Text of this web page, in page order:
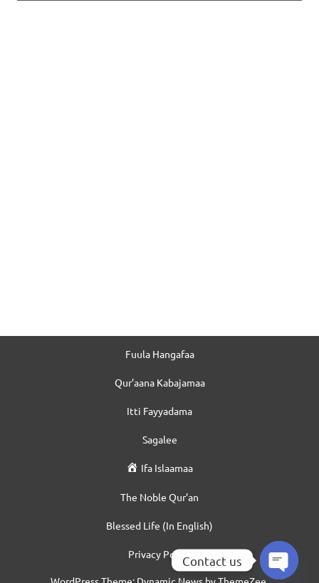
Fuula Hangafaa
Qur’aana Kabajamaa
Itti Fayyadama
Sagalee
Ifa Islaamaa
The Noble Qur’an
Blessed Life (In English)
Privacy PolicyContact us